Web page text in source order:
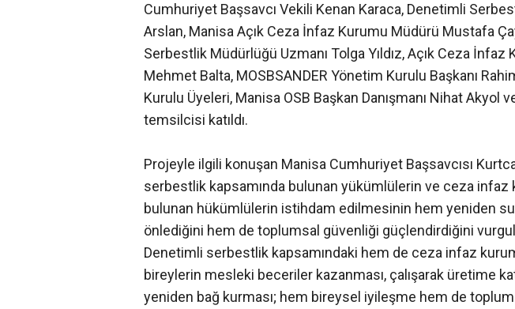
Cumhuriyet Başsavcı Vekili Kenan Karaca, Denetimli
Arslan, Manisa Açık Ceza İnfaz Kurumu Müdürü Mustafa
Serbestlik Müdürlüğü Uzmanı Tolga Yıldız, Açık Ceza
Mehmet Balta, MOSBSANDER Yönetim Kurulu Başkanı
Kurulu Üyeleri, Manisa OSB Başkan Danışmanı Nihat Akyol
temsilcisi katıldı.
Projeyle ilgili konuşan Manisa Cumhuriyet Başsavcısı
serbestlik kapsamında bulunan yükümlülerin ve ceza infaz
bulunan hükümlülerin istihdam edilmesinin hem yeniden
önlediğini hem de toplumsal güvenliği güçlendirdiğini
Denetimli serbestlik kapsamındaki hem de ceza infaz
bireylerin mesleki beceriler kazanması, çalışarak üretime
yeniden bağ kurması; hem bireysel iyileşme hem de